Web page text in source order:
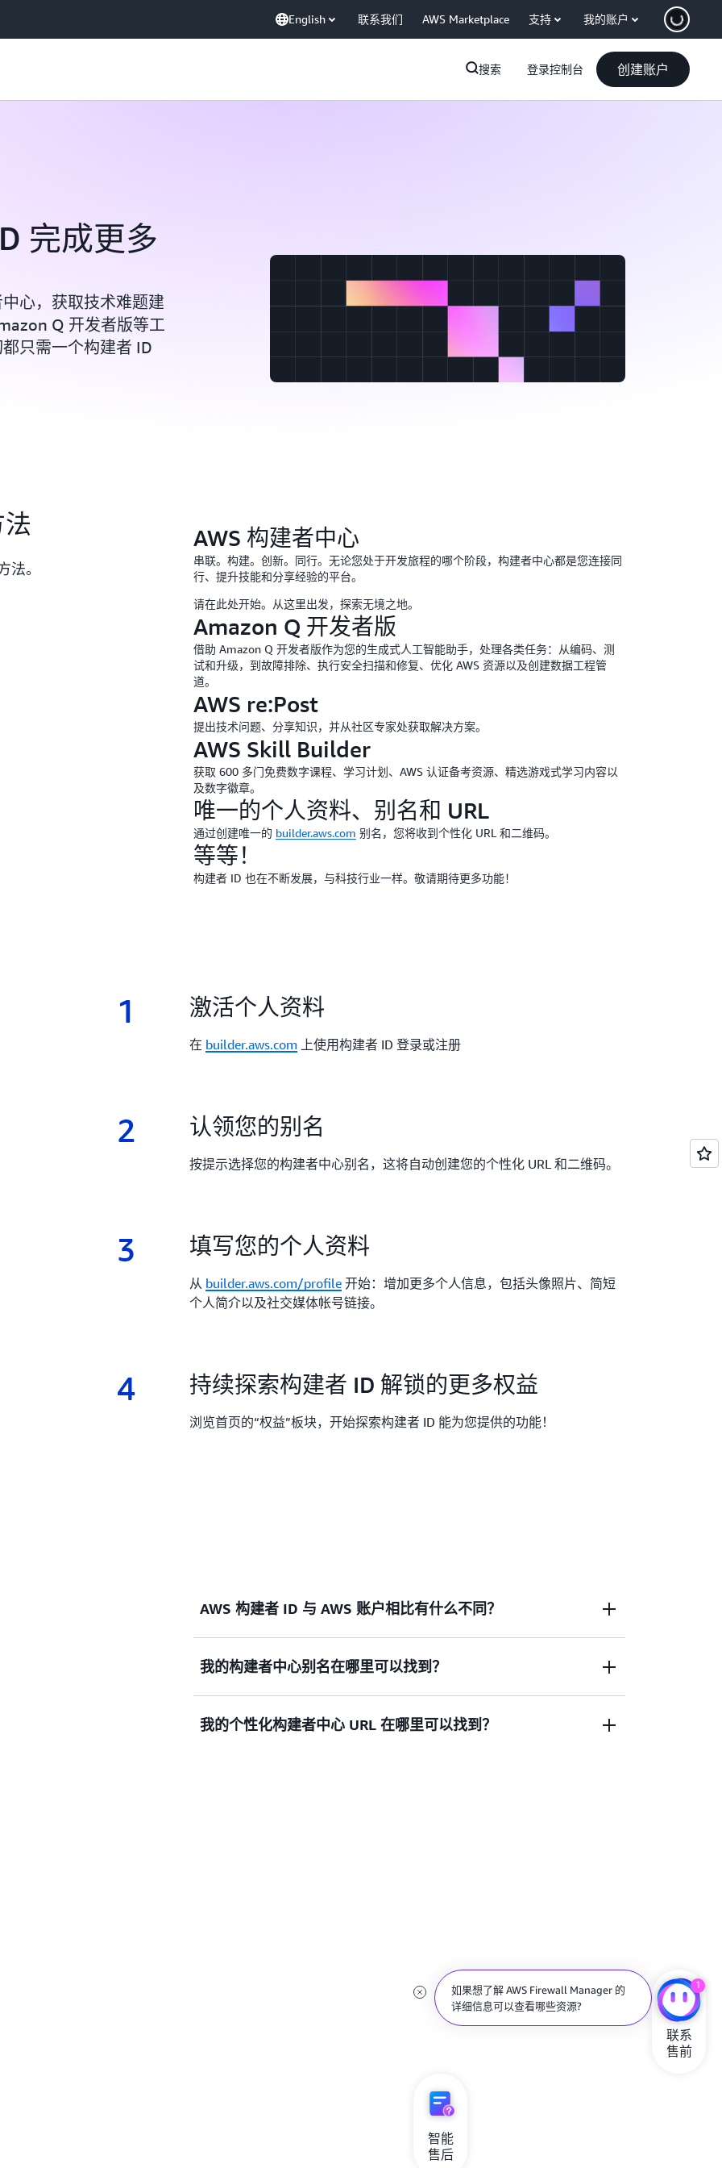
English 联系我们 AWS Marketplace 支持 我的账户
搜索 登录控制台 创建账户
完成更多
心，获取技术难题建
Q 开发者版等工
只需一个构建者 ID
。
AWS 构建者中心
串联。构建。创新。同行。无论您处于开发旅程的哪个阶段，构建者中心都是您连接同
行、提升技能和分享经验的平台。
请在此处开始。从这里出发，探索无境之地。
Amazon Q 开发者版
借助 Amazon Q 开发者版作为您的生成式人工智能助手，处理各类任务：从编码、测
试和升级，到故障排除、执行安全扫描和修复、优化 AWS 资源以及创建数据工程管
道。
AWS re:Post
提出技术问题、分享知识，并从社区专家处获取解决方案。
AWS Skill Builder
获取 600 多门免费数字课程、学习计划、AWS 认证备考资源、精选游戏式学习内容以
及数字徽章。
唯一的个人资料、别名和 URL
通过创建唯一的 builder.aws.com 别名，您将收到个性化 URL 和二维码。
等等！
构建者 ID 也在不断发展，与科技行业一样。敬请期待更多功能！
1 1.
激活个人资料
在 builder.aws.com 上使用构建者 ID 登录或注册
2 2.
认领您的别名
按提示选择您的构建者中心别名，这将自动创建您的个性化 URL 和二维码。
3 3.
填写您的个人资料
从 builder.aws.com/profile 开始：增加更多个人信息，包括头像照片、简短
个人简介以及社交媒体帐号链接。
4 4.
持续探索构建者 ID 解锁的更多权益
浏览首页的“权益”板块，开始探索构建者 ID 能为您提供的功能！
AWS 构建者 ID 与 AWS 账户相比有什么不同？
您的 AWS 构建者 ID 与任何 AWS 账户或登录凭证均相互独立。我们建议
资源容器。它划定了安全范围，用来运行需要计费的 AWS 服务，如
我的构建者中心别名在哪里可以找到？
在 AWS 构建者中心的个人资料页能找到您的别名。
我的个性化构建者中心 URL 在哪里可以找到？
在哪里可以找到 AWS Firewall Manager
的开发人员指南?
1
联系
售前
智能
售后